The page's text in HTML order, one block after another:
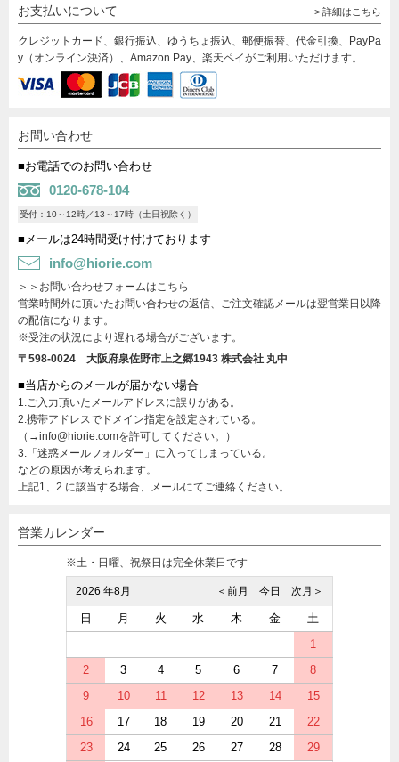
お支払いについて > 詳細はこちら
クレジットカード、銀行振込、ゆうちょ振込、郵便振替、代金引換、PayPa
y（オンライン決済）、Amazon Pay、楽天ペイがご利用いただけます。
お問い合わせ
■お電話でのお問い合わせ
0120-678-104
受付：10～12時／13～17時（土日祝除く）
■メールは24時間受け付けております
info@hiorie.com
＞＞お問い合わせフォームはこちら
営業時間外に頂いたお問い合わせの返信、ご注文確認メールは翌営業日以降
の配信になります。
※受注の状況により遅れる場合がございます。
〒598-0024 大阪府泉佐野市上之郷1943 株式会社 丸中
■当店からのメールが届かない場合
1.ご入力頂いたメールアドレスに誤りがある。
2.携帯アドレスでドメイン指定を設定されている。
（→info@hiorie.comを許可してください。）
3.「迷惑メールフォルダー」に入ってしまっている。
などの原因が考えられます。
上記1、2 に該当する場合、メールにてご連絡ください。
営業カレンダー
※土・日曜、祝祭日は完全休業日です
2026 年8月 次月＞
今日
＜前月
日 月 火 水 木 金
土
1
2
3 4 5 6 7
8
9
10 11 12 13 14
15
16
17 18 19 20 21
22
23
24 25 26 27 28 29